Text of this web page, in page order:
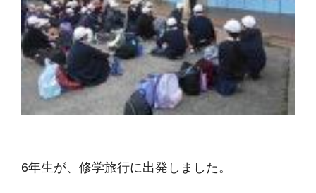
6年生が、修学旅行に出発しました。